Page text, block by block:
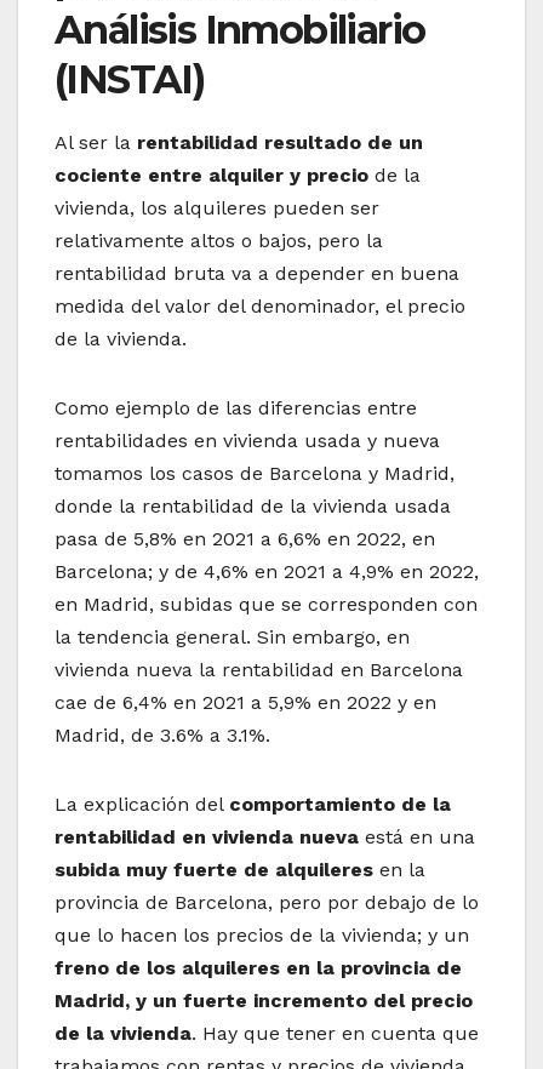
Análisis Inmobiliario
(INSTAI)
Al ser la rentabilidad resultado de un
cociente entre alquiler y precio de la
vivienda, los alquileres pueden ser
relativamente altos o bajos, pero la
rentabilidad bruta va a depender en buena
medida del valor del denominador, el precio
de la vivienda.
Como ejemplo de las diferencias entre
rentabilidades en vivienda usada y nueva
tomamos los casos de Barcelona y Madrid,
donde la rentabilidad de la vivienda usada
pasa de 5,8% en 2021 a 6,6% en 2022, en
Barcelona; y de 4,6% en 2021 a 4,9% en 2022,
en Madrid, subidas que se corresponden con
la tendencia general. Sin embargo, en
vivienda nueva la rentabilidad en Barcelona
cae de 6,4% en 2021 a 5,9% en 2022 y en
Madrid, de 3.6% a 3.1%.
La explicación del comportamiento de la
rentabilidad en vivienda nueva está en una
subida muy fuerte de alquileres en la
provincia de Barcelona, pero por debajo de lo
que lo hacen los precios de la vivienda; y un
freno de los alquileres en la provincia de
Madrid, y un fuerte incremento del precio
de la vivienda. Hay que tener en cuenta que